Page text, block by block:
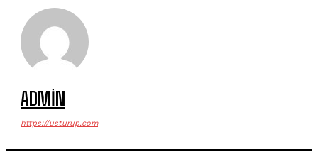
ADMIN
https://usturup.com